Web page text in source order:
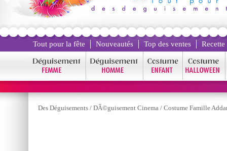
Tout pour la fête Nouveautés Top des ventes
Des Déguisements / DÃ©guisement Cinema / Costume Famille